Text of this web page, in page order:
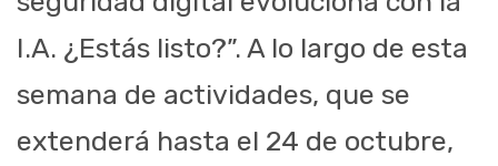
I.A. ¿Estás listo?”. A lo largo de esta
semana de actividades, que se
extenderá hasta el 24 de octubre,